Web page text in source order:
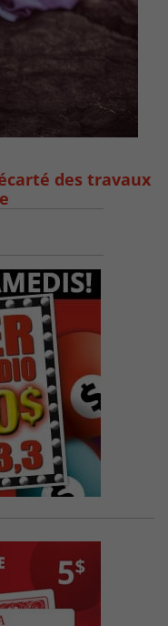
des travaux